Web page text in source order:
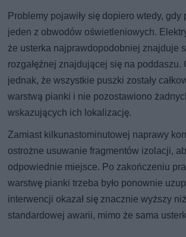
Problemy pojawiły się dopiero wtedy, gdy
jeden z obwodów oświetleniowych.
że usterka najprawdopodobniej znajduje
rozgałęźnej znajdującej się na poddaszu.
jednak, że wszystkie puszki zostały
warstwą pianki i nie pozostawiono
wskazujących ich lokalizację.
Zamiast kilkunastominutowej naprawy
ostrożne usuwanie fragmentów izolacji,
odpowiednie miejsce. Po zakończeniu
warstwę pianki trzeba było ponownie
interwencji okazał się znacznie wyższy
standardowej awarii, mimo że sama